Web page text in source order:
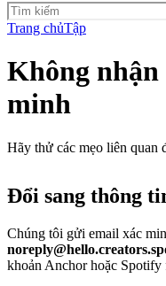
Trang chủTập
Không nhận
minh
Hãy thử các mẹo liên quan
Đổi sang thông
Chúng tôi gửi email xác
khoản Anchor hoặc Spotify